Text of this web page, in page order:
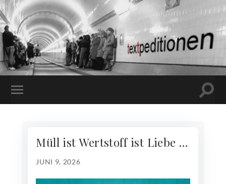
MOBILE-
MENÜ
Müll ist Wertstoff ist Liebe …
JUNI 9, 2026